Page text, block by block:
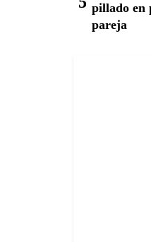
pillado en
pareja